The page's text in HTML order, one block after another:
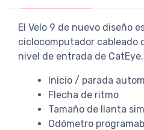
El Velo 9 de nuevo diseño
ciclocomputador cableado
nivel de entrada de CatEye.
Inicio / parada
Flecha de ritmo
Tamaño de llanta
Odómetro